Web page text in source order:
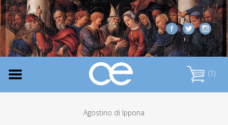
(1)
Agostino di Ippona